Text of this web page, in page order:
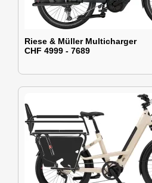
Riese & Müller Multicharger
CHF 4999 - 7689